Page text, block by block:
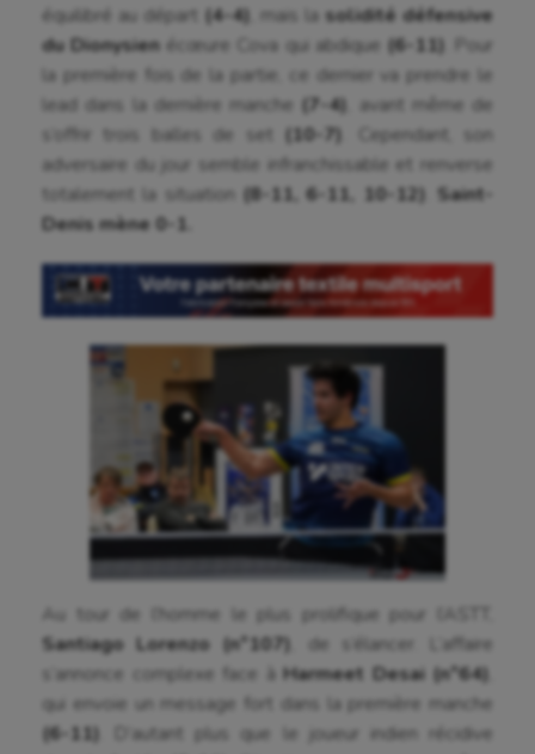
Athlétisme
Auto
Aviron
Balle à la main
Ballon au poing
Baseball
Billard
Boules lyonnaises
Canoë-kayak
Cerf Volant
équilibré au départ (4-4) , mais la solidité défensive
du Dionysien écœure Cova qui abdique (6-11) . Pour
la première fois de la partie, ce dernier va prendre le
lead dans la dernière manche (7-4)
, avant même de
s’offrir trois balles de set (10-7) . Cependant, son
adversaire du jour semble infranchissable et renverse
totalement la situation (8-11, 6-11, 10-12) Saint-
Denis mène 0-1.
Au tour de l’homme le plus prolifique pour l’ASTT,
Santiago Lorenzo (n°107)
, de s’élancer. L’affaire
s’annonce complexe face à Harmeet Desai (n°64)
qui envoie un message fort dans la première manche
(6-11) . D’autant plus que le joueur indien récidive